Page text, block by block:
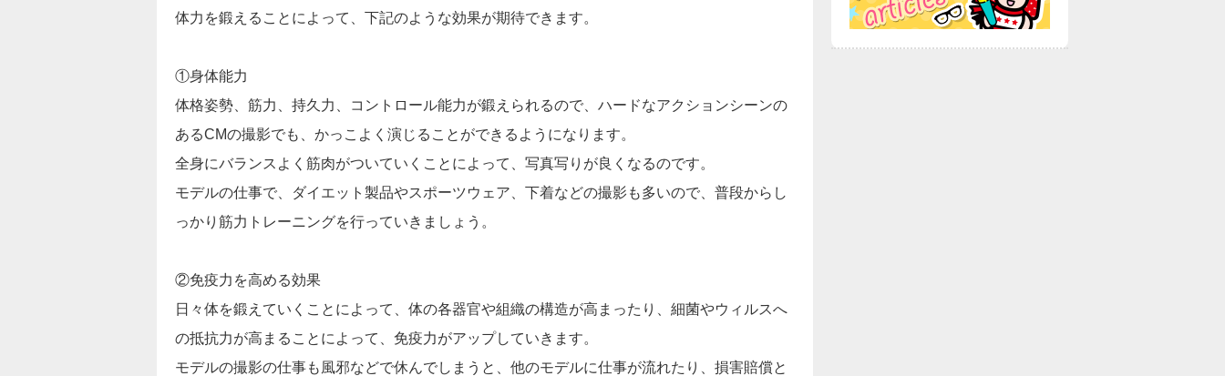
体力を鍛えることによって、下記のような効果が期待できます。
①身体能力
体格姿勢、筋力、持久力、コントロール能力が鍛えられるので、ハードなアクションシーンの
あるCMの撮影でも、かっこよく演じることができるようになります。
全身にバランスよく筋肉がついていくことによって、写真写りが良くなるのです。
モデルの仕事で、ダイエット製品やスポーツウェア、下着などの撮影も多いので、普段からし
っかり筋力トレーニングを行っていきましょう。
②免疫力を高める効果
日々体を鍛えていくことによって、体の各器官や組織の構造が高まったり、細菌やウィルスへ
の抵抗力が高まることによって、免疫力がアップしていきます。
モデルの撮影の仕事も風邪などで休んでしまうと、他のモデルに仕事が流れたり、損害賠償と